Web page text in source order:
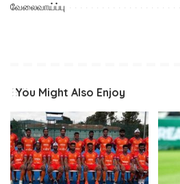
வேலைவாய்ப்பு
You Might Also Enjoy